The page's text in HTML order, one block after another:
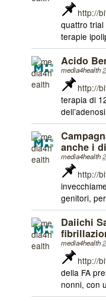
http://
quattro trial
terapie
Acido
media4health
http://
terapia di
anche i
media4health
http://
genitori,
Daiichi
media4health
http://
della FA
nonni, con